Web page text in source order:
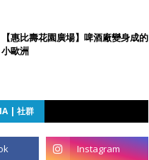
【惠比壽花園廣場】啤酒廠變身成的
小歐洲
| 社群